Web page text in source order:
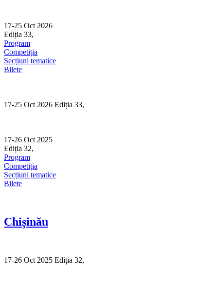
content
17-25 Oct 2026
Ediția 33,
Program
Competiția
Secțiuni tematice
Bilete
17-25 Oct 2026 Ediția 33,
17-26 Oct 2025
Ediția 32,
Program
Competiția
Secțiuni tematice
Bilete
Chișinău
17-26 Oct 2025 Ediția 32,